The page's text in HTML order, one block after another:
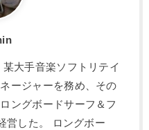
某大手音楽ソフトリテイ
ージャーを務め、その
ングボードサーフ＆フ
営した。 ロングボー